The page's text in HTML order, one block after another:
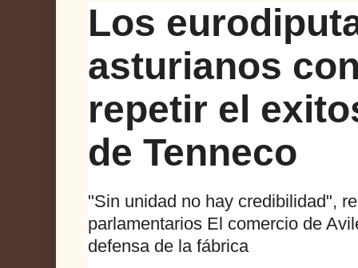
Los
asturianos
repetir el
de Tenneco
"Sin unidad no hay credibilidad",
parlamentarios El comercio de
defensa de la fábrica